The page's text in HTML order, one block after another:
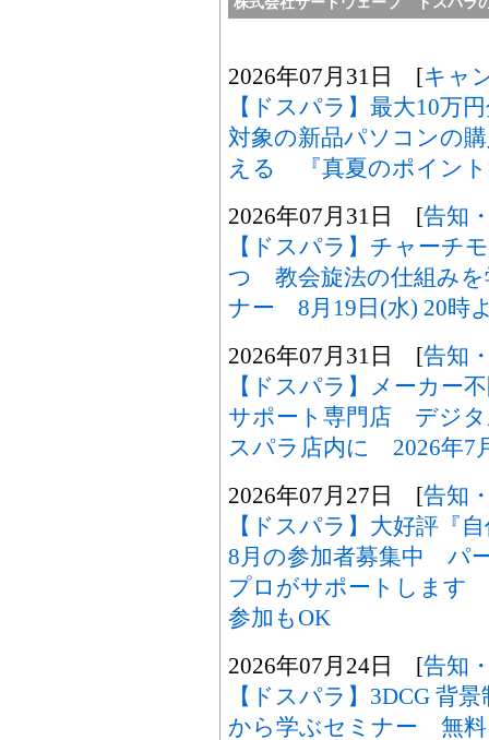
2026年07月31日 [キャ
【ドスパラ】最大10
対象の新品パソコンの
える 『真夏のポイント
2026年07月31日 [告知
【ドスパラ】チャーチ
つ 教会旋法の仕組みを
ナー 8月19日(水) 20時
2026年07月31日 [告知
【ドスパラ】メーカー
サポート専門店 デジ
スパラ店内に 2026年7
2026年07月27日 [告知
【ドスパラ】大好評『
8月の参加者募集中 パ
プロがサポートします
参加もOK
2026年07月24日 [告知
【ドスパラ】3DCG 背
から学ぶセミナー 無料